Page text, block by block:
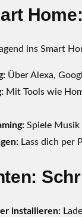
ins Smart
Über Alexa,
Mit Tools wie
Spiele
Lass dich per
installieren: